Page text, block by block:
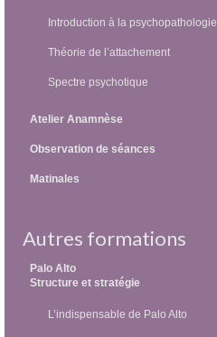
Introduction à la psychopathologie
Théorie de l’attachement
Spectre psychotique
Atelier Anamnèse
Observation de séances
Matinales
Autres formations
Palo Alto
Structure et stratégie
L’indispensable de Palo Alto